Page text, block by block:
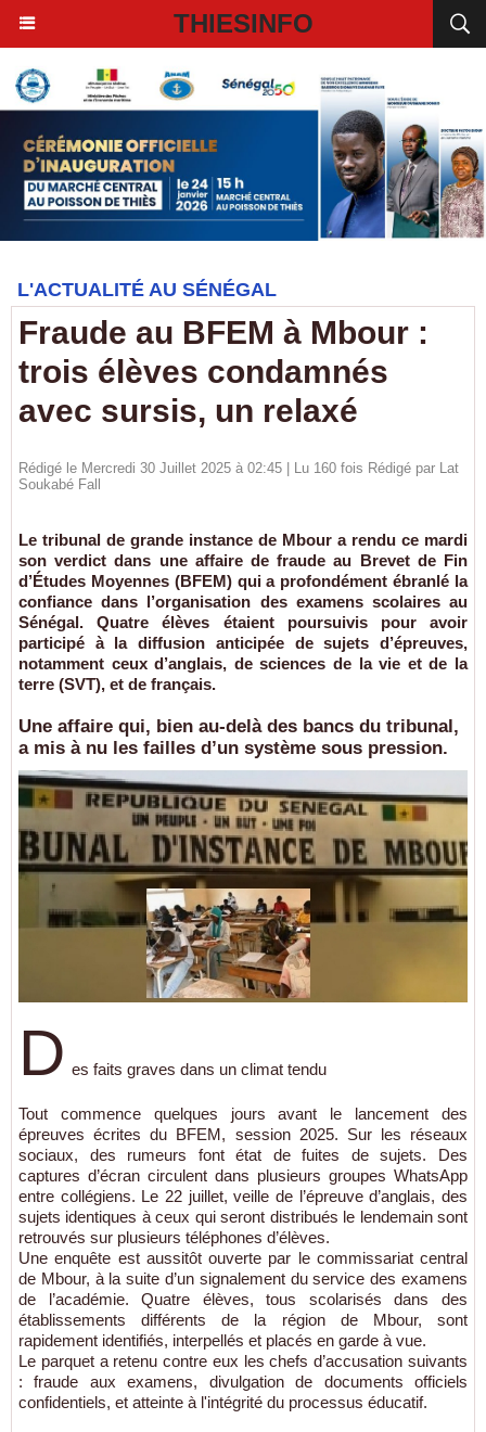
THIESINFO
L'ACTUALITÉ AU SÉNÉGAL
Fraude au BFEM à Mbour :
trois élèves condamnés
avec sursis, un relaxé
Rédigé le Mercredi 30 Juillet 2025 à 02:45 | Lu 160 fois Rédigé par Lat
Soukabé Fall
Le tribunal de grande instance de Mbour a rendu ce mardi
son verdict dans une affaire de fraude au Brevet de Fin
d’Études Moyennes (BFEM) qui a profondément ébranlé la
confiance dans l’organisation des examens scolaires au
Sénégal. Quatre élèves étaient poursuivis pour avoir
participé à la diffusion anticipée de sujets d’épreuves,
notamment ceux d’anglais, de sciences de la vie et de la
terre (SVT), et de français.
Une affaire qui, bien au-delà des bancs du tribunal,
a mis à nu les failles d’un système sous pression.
D es faits graves dans un climat tendu
Tout commence quelques jours avant le lancement des
épreuves écrites du BFEM, session 2025. Sur les réseaux
sociaux, des rumeurs font état de fuites de sujets. Des
captures d’écran circulent dans plusieurs groupes WhatsApp
entre collégiens. Le 22 juillet, veille de l’épreuve d’anglais, des
sujets identiques à ceux qui seront distribués le lendemain sont
retrouvés sur plusieurs téléphones d’élèves.
Une enquête est aussitôt ouverte par le commissariat central
de Mbour, à la suite d’un signalement du service des examens
de l’académie. Quatre élèves, tous scolarisés dans des
établissements différents de la région de Mbour, sont
rapidement identifiés, interpellés et placés en garde à vue.
Le parquet a retenu contre eux les chefs d’accusation suivants
: fraude aux examens, divulgation de documents officiels
confidentiels, et atteinte à l'intégrité du processus éducatif.